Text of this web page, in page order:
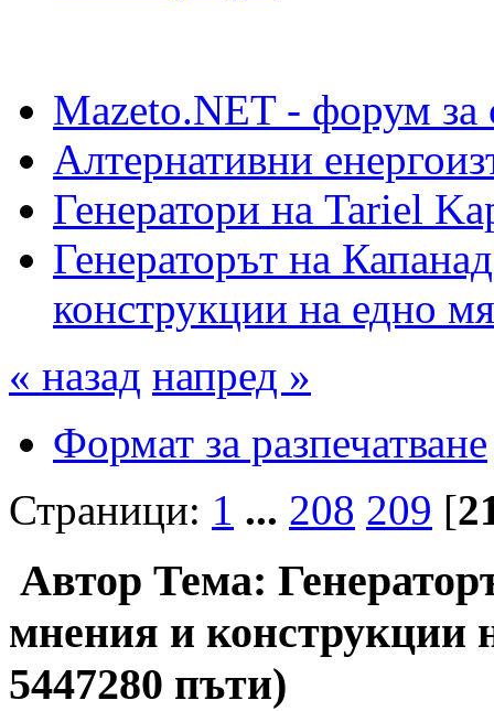
Mazeto.NET - форум за
Алтернативни
Генератори на Tariel
Генераторът на
конструкции на едно
« назад напред »
Формат за разпечатване
Страници: 1 ... 208 209 [
Автор Тема:
мнения и конструкции
5447280 пъти)